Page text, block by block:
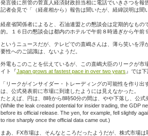
発言後に所管の菅直人経済財政担当相に電話でいきさつを報
記者会見で「（経産相から）報告は聞いたが、経緯説明は聞
経産省関係者によると、石油連盟との懇談会は定期的なもの
的。１６日の懇談会は都内のホテルで午前８時過ぎから午前
というニュースだが、テレビでの直嶋さんは、薄ら笑いを
要性へのご認識は、ないようだ。
外電もこのことを伝えているが、この直嶋大臣のリークが市
イト『Japan grows at fastest pace in over two years 』では
「リークがインサイダー・トレーディングの可能性を作り
は、公式発表前に市場に到達したようには見えなかった。
たとえば、円は、8時から8時50分の間は、やや下落し、公式
(While the leak created potential for insider trading, the GDP
before its official release. The yen, for example, fell slightly
to rise sharply once the official data came out.)
まあ、FX市場は、そんなところだったようだが、株式市場